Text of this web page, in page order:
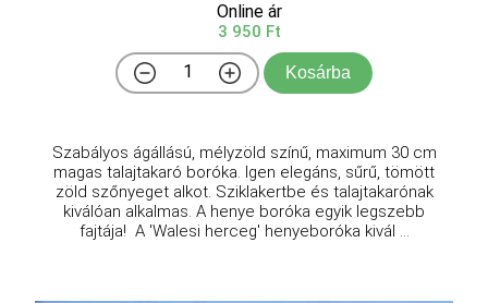
Online ár
3 950 Ft
Kosárba
Szabályos ágállású, mélyzöld színű, maximum 30 cm
magas talajtakaró boróka. Igen elegáns, sűrű, tömött
zöld szőnyeget alkot. Sziklakertbe és talajtakarónak
kiválóan alkalmas. A henye boróka egyik legszebb
fajtája! A 'Walesi herceg' henyeboróka kivál ...